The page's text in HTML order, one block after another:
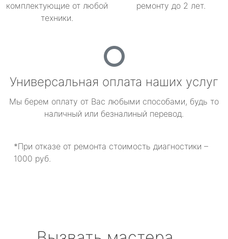
комплектующие от любой
техники.
ремонту до 2 лет.
Универсальная оплата наших услуг
Мы берем оплату от Вас любыми способами, будь то
наличный или безналиный перевод.
*При отказе от ремонта стоимость диагностики –
1000 руб.